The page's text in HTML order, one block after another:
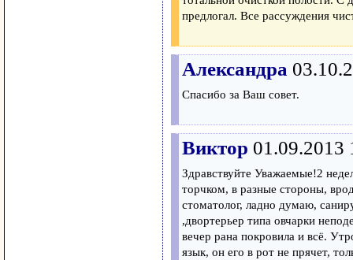
предлогал. Все рассуждения
Александра
Спасибо за Ваш совет.
Виктор 01.09.2013
Здравствуйте Уважаемые!2
торчком, в разные стороны,
стоматолог, ладно думаю,
,двортерьер типа овчарки
вечер рана покровила и всё.
язык, он его в рот не прячет,